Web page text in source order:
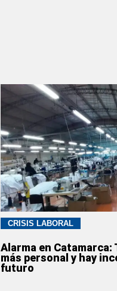
CRISIS LABORAL
Alarma en
más personal y hay
futuro